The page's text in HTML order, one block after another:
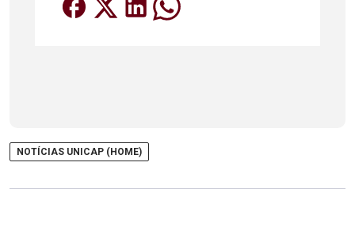
NOTÍCIAS UNICAP (HOME)